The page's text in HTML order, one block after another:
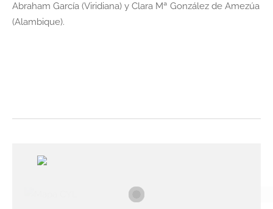
Abraham García (Viridiana) y Clara Mª González de Amezúa
(Alambique).